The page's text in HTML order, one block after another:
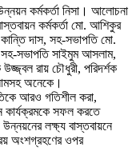
কর্মকর্তা নিসা। আলোচনা
কর্মকর্তা মো. আশিকুর
দাস, সহ-সভাপতি মো.
সহ-সভাপতি সাইমুম আসলাম,
রায় চৌধুরী, পরিদর্শক
অনেকে।
আরও গতিশীল করা,
কার্যক্রমকে সফল করতে
লক্ষ্য বাস্তবায়নে
অংশগ্রহণের ওপর